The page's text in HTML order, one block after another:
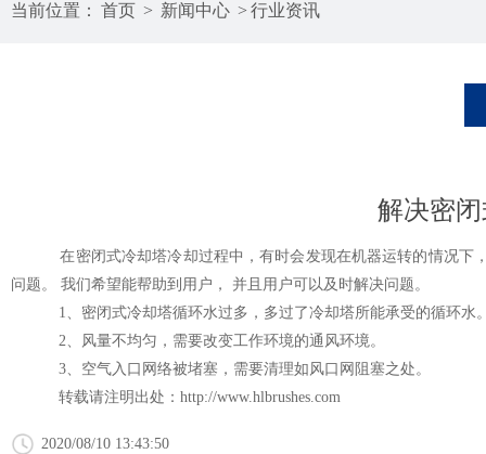
当前位置： 首页 > 新闻中心 > 行业资讯
解决密
在密闭式冷却塔冷却过程中，有时会发现在机器运转的情况下，
问题。 我们希望能帮助到用户， 并且用户可以及时解决问题。
1、密闭式冷却塔循环水过多，多过了冷却塔所能承受的循环水。
2、风量不均匀，需要改变工作环境的通风环境。
3、空气入口网络被堵塞，需要清理如风口网阻塞之处。
转载请注明出处： http://www.hlbrushes.com
2020/08/10 13:43:50